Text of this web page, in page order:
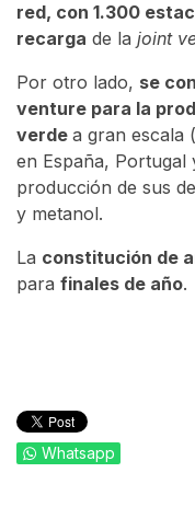
red, con 1.300
recarga de la joint
Por otro lado, se
venture para la
verde a gran escala
en España, Portugal
producción de sus
y metanol.
La constitución de
para finales de año.
Whatsapp